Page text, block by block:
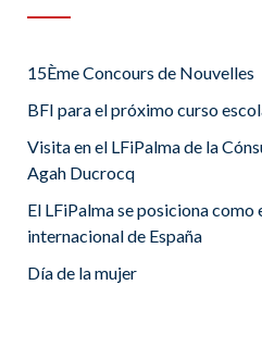
15Ème Concours de Nouvelles
BFI para el próximo curso
Visita en el LFiPalma de la
Agah Ducrocq
El LFiPalma se posiciona
internacional de España
Día de la mujer